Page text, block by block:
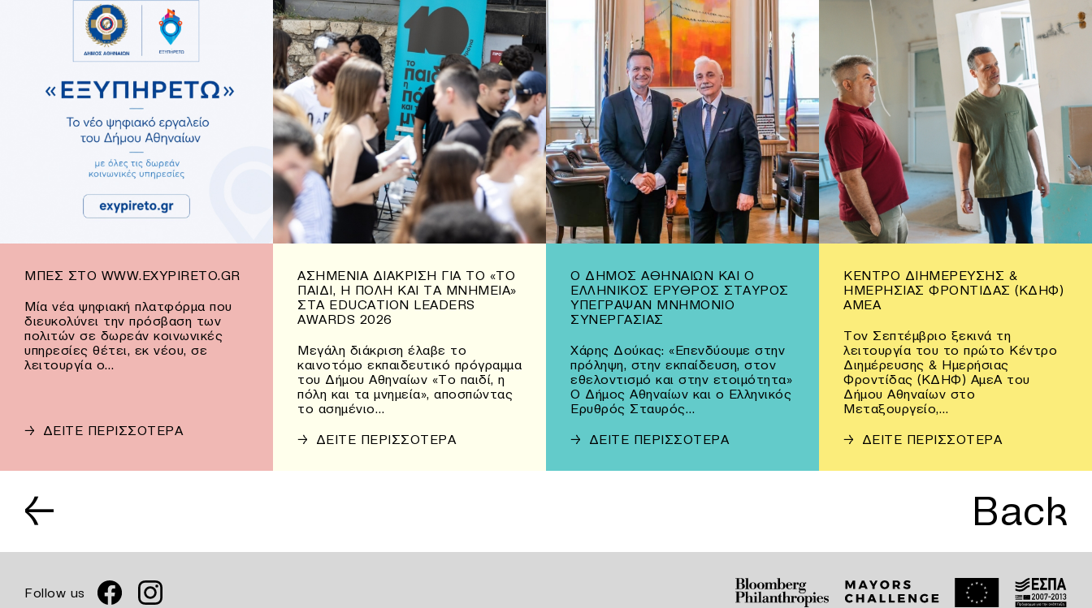
ΜΠΕΣ ΣΤΟ WWW.EXYPIRETO.GR
Μία νέα ψηφιακή πλατφόρμα που
διευκολύνει την πρόσβαση των
πολιτών σε δωρεάν κοινωνικές
υπηρεσίες θέτει, εκ νέου, σε
λειτουργία ο…
→ ΔΕΙΤΕ ΠΕΡΙΣΣΟΤΕΡΑ
ΑΣΗΜΈΝΙΑ ΔΙΆΚΡΙΣΗ ΓΙΑ ΤΟ «ΤΟ
ΠΑΙΔΊ, Η ΠΌΛΗ ΚΑΙ ΤΑ ΜΝΗΜΕΊΑ»
ΣΤΑ EDUCATION LEADERS
AWARDS 2026
Μεγάλη διάκριση έλαβε το
καινοτόμο εκπαιδευτικό πρόγραμμα
του Δήμου Αθηναίων «Το παιδί, η
πόλη και τα μνημεία», αποσπώντας
το ασημένιο…
→ ΔΕΙΤΕ ΠΕΡΙΣΣΟΤΕΡΑ
Ο ΔΉΜΟΣ ΑΘΗΝΑΊΩΝ ΚΑΙ Ο
ΕΛΛΗΝΙΚΌΣ ΕΡΥΘΡΌΣ ΣΤΑΥΡΌΣ
ΥΠΈΓΡΑΨΑΝ ΜΝΗΜΌΝΙΟ
ΣΥΝΕΡΓΑΣΊΑΣ
Χάρης Δούκας: «Επενδύουμε στην
πρόληψη, στην εκπαίδευση, στον
εθελοντισμό και στην ετοιμότητα»
Ο Δήμος Αθηναίων και ο Ελληνικός
Ερυθρός Σταυρός…
→ ΔΕΙΤΕ ΠΕΡΙΣΣΟΤΕΡΑ
ΚΈΝΤΡΟ ΔΙΗΜΈΡΕΥΣΗΣ &
ΗΜΕΡΉΣΙΑΣ ΦΡΟΝΤΊΔΑΣ (ΚΔΗΦ)
ΑΜΕΑ
Τον Σεπτέμβριο ξεκινά τη
λειτουργία του το πρώτο Κέντρο
Διημέρευσης & Ημερήσιας
Φροντίδας (ΚΔΗΦ) ΑμεΑ του
Δήμου Αθηναίων στο
Μεταξουργείο,…
→ ΔΕΙΤΕ ΠΕΡΙΣΣΟΤΕΡΑ
← Back
Follow us